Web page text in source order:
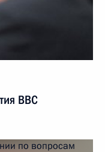
ВВС